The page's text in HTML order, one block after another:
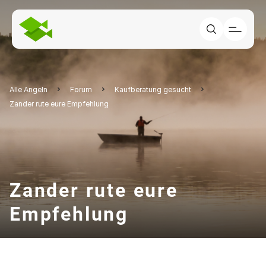
Alle Angeln Forum
Kaufberatung gesucht
Zander rute eure Empfehlung
Zander rute eure
Empfehlung